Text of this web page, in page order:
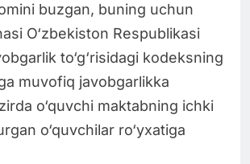
buzgan, buning uchun
O‘zbekiston Respublikasi
to‘g‘risidagi kodeksning
muvofiq javobgarlikka
o‘quvchi maktabning ichki
o‘quvchilar ro‘yxatiga